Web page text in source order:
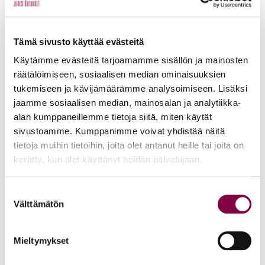
Tämä sivusto käyttää evästeitä
Käytämme evästeitä tarjoamamme sisällön ja mainosten
räätälöimiseen, sosiaalisen median ominaisuuksien
tukemiseen ja kävijämäärämme analysoimiseen. Lisäksi
jaamme sosiaalisen median, mainosalan ja analytiikka-
alan kumppaneillemme tietoja siitä, miten käytät
sivustoamme. Kumppanimme voivat yhdistää näitä
tietoja muihin tietoihin, joita olet antanut heille tai joita on
kerätty, kun olet käyttänyt heidän palvelujaan.
valinta
Välttämätön
Mieltymykset
johtaa EY:n
Suomessa. Ennen tätä roolia hän oli yksi Suomen
legal operations -ammattilaisista. Lakiosastojen